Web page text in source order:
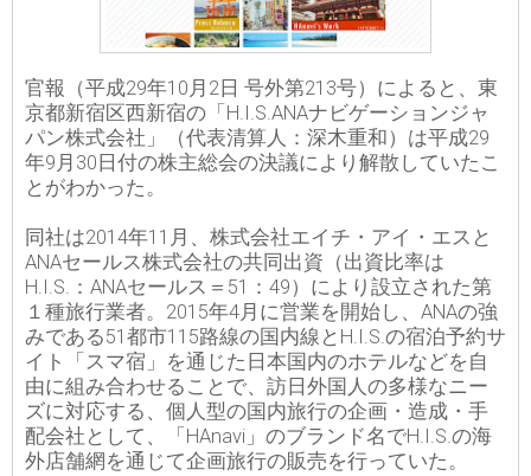
官報（平成29年10月2日 号外第213号）によると、東
京都新宿区西新宿の「H.I.S.ANAナビゲーションジャ
パン株式会社」（代表清算人：深木重和）は平成29
年9月30日付の株主総会の決議により解散していたこ
とがわかった。
同社は2014年11月、株式会社エイチ・アイ・エスと
ANAセールス株式会社の共同出資（出資比率は
H.I.S.：ANAセールス＝51：49）により設立された第
１種旅行業者。2015年4月に営業を開始し、ANAの強
みである51都市115路線の国内線とH.I.S.の宿泊予約サ
イト「スマ宿」を通じた日本国内のホテルなどを自
由に組み合わせることで、訪日外国人の多様なニー
ズに対応する、個人型の国内旅行の企画・造成・手
配会社として、「HAnavi」のブランド名でH.I.S.の海
外店舗網を通じて企画旅行の販売を行っていた。